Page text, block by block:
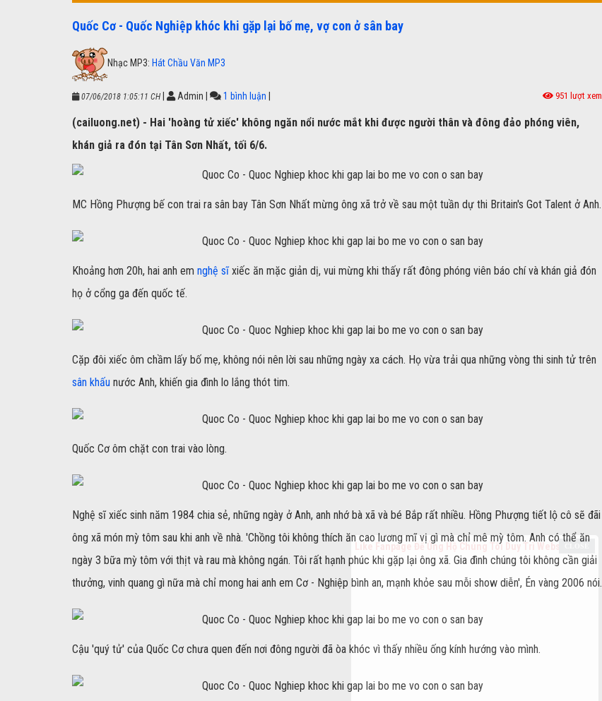
Quốc Cơ - Quốc Nghiệp khóc khi gặp lại bố mẹ, vợ con ở sân bay
Nhạc MP3: Hát Chầu Văn MP3
07/06/2018 1:05:11 CH Admin 1 bình luận 951 lượt xem
(cailuong.net) - Hai 'hoàng tử xiếc' không ngăn nổi nước mắt khi được người thân và đông đảo phóng viên,
khán giả ra đón tại Tân Sơn Nhất, tối 6/6.
MC Hồng Phượng bế con trai ra sân bay Tân Sơn Nhất mừng ông xã trở về sau một tuần dự thi Britain's Got Talent ở Anh.
Khoảng hơn 20h, hai anh em nghệ sĩxiếc ăn mặc giản dị, vui mừng khi thấy rất đông phóng viên báo chí và khán giả đón
họ ở cổng ga đến quốc tế.
Cặp đôi xiếc ôm chầm lấy bố mẹ, không nói nên lời sau những ngày xa cách. Họ vừa trải qua những vòng thi sinh tử trên
sân khấu nước Anh, khiến gia đình lo lắng thót tim.
Quốc Cơ ôm chặt con trai vào lòng.
Nghệ sĩ xiếc sinh năm 1984 chia sẻ, những ngày ở Anh, anh nhớ bà xã và bé Bắp rất nhiều. Hồng Phượng tiết lộ cô sẽ đãi
ông xã món mỳ tôm sau khi anh về nhà. 'Chồng tôi không thích ăn cao lương mĩ vị gì mà chỉ mê mỳ tôm. Anh có thể ăn
ngày 3 bữa mỳ tôm với thịt và rau mà không ngán. Tôi rất hạnh phúc khi gặp lại ông xã. Gia đình chúng tôi không cần giải
thưởng, vinh quang gì nữa mà chỉ mong hai anh em Cơ - Nghiệp bình an, mạnh khỏe sau mỗi show diễn', Én vàng 2006 nói.
Cậu 'quý tử' của Quốc Cơ chưa quen đến nơi đông người đã òa khóc vì thấy nhiều ống kính hướng vào mình.
Like Fanpage Để Ủng Hộ Chúng Tôi Duy Trì Website